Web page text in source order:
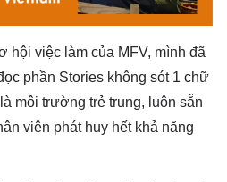
hội việc làm của MFV, mình đã
phần Stories không sót 1 chữ
môi trường trẻ trung, luôn sẵn
viên phát huy hết khả năng